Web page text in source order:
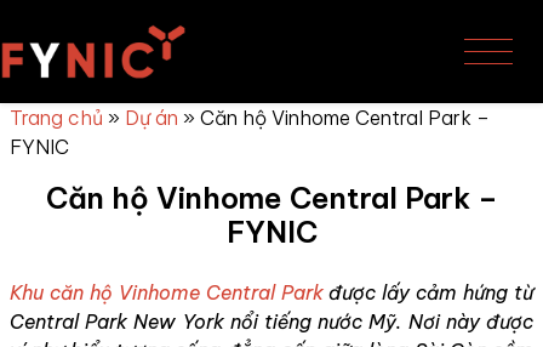
Skip to content
FYNIC – Phim cách nhiệt kỹ thuật số
Trang chủ » Dự án » Căn hộ Vinhome Central Park –
FYNIC
Căn hộ Vinhome Central Park –
FYNIC
Khu căn hộ Vinhome Central Parkđược lấy cảm hứng từ
Central Park New York nổi tiếng nước Mỹ. Nơi này được